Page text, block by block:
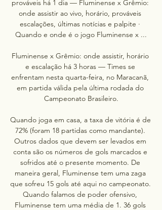
prováveis há 1 dia — Fluminense x Grêmio:
onde assistir ao vivo, horário, prováveis
escalações, últimas notícias e palpite ·
Quando e onde é o jogo Fluminense x ...
Fluminense x Grêmio: onde assistir, horário
e escalação há 3 horas — Times se
enfrentam nesta quarta-feira, no Maracanã,
em partida válida pela última rodada do
Campeonato Brasileiro.
Quando joga em casa, a taxa de vitória é de
72% (foram 18 partidas como mandante).
Outros dados que devem ser levados em
conta são os números de gols marcados e
sofridos até o presente momento. De
maneira geral, Fluminense tem uma zaga
que sofreu 15 gols até aqui no campeonato.
Quando falamos de poder ofensivo,
Fluminense tem uma média de 1. 36 gols